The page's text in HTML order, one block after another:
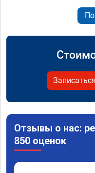
Записаться
Отзывы о нас:
850 оценок